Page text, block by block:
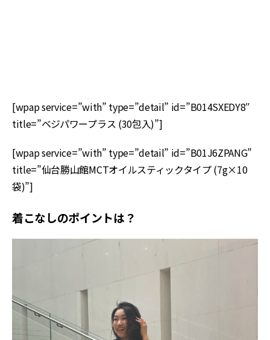
[wpap service=”with” type=”detail” id=”B014SXEDY8″
title=”ベジパワープラス (30包入)”]
[wpap service=”with” type=”detail” id=”B01J6ZPANG”
title=”仙台勝山館MCTオイルスティックタイプ (7g×10
袋)”]
着こなしのポイントは？